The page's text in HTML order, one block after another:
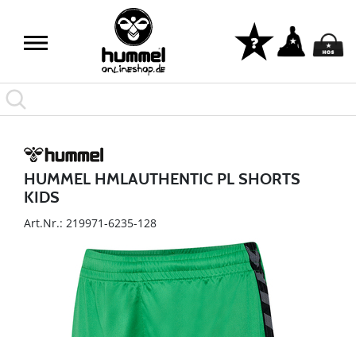
HUMMEL HMLAUTHENTIC PL SHORTS
KIDS
Art.Nr.: 219971-6235-128